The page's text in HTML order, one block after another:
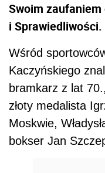
Swoim
i Sprawiedliwości.
Wśród
Kaczyńskiego
bramkarz z lat
złoty medalista
Moskwie,
bokser Jan